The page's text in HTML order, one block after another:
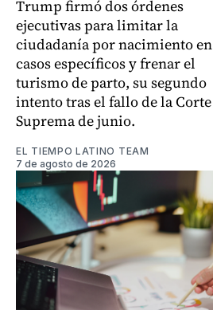
Trump firmó dos órdenes
ejecutivas para limitar la
ciudadanía por nacimiento en
casos específicos y frenar el
turismo de parto, su segundo
intento tras el fallo de la Corte
Suprema de junio.
EL TIEMPO LATINO TEAM
7 de agosto de 2026